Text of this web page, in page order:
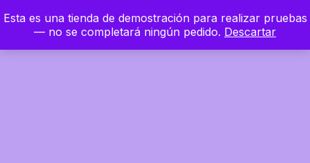
Esta es una tienda de demostración para realizar pruebas
— no se completará ningún pedido. Descartar
Hierbaloca LinkedIn
Instagram
Facebook
Acceder